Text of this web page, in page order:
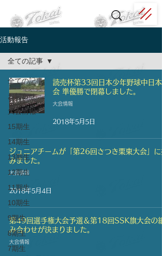
活動報告
全ての記事
お知らせ
大会情報
15期生
14期生
13期生
12期生
11期生
10期生
9期生
8期生
7期生
全ての記事
読売杯第33回日本少年野球中日本
会 準優勝で閉幕しました。
大会情報
2018年5月5日
ジュニアチームが「第26回さつき栗東大会」に
みました。
大会情報
2018年5月4日
第49回選手権大会予選＆第18回SSK旗大会の組
み合わせが決まりました。
大会情報